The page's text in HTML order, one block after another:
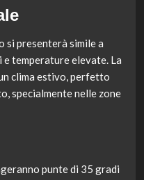
si presenterà simile a
temperature elevate. La
clima estivo, perfetto
specialmente nelle zone
punte di 35 gradi